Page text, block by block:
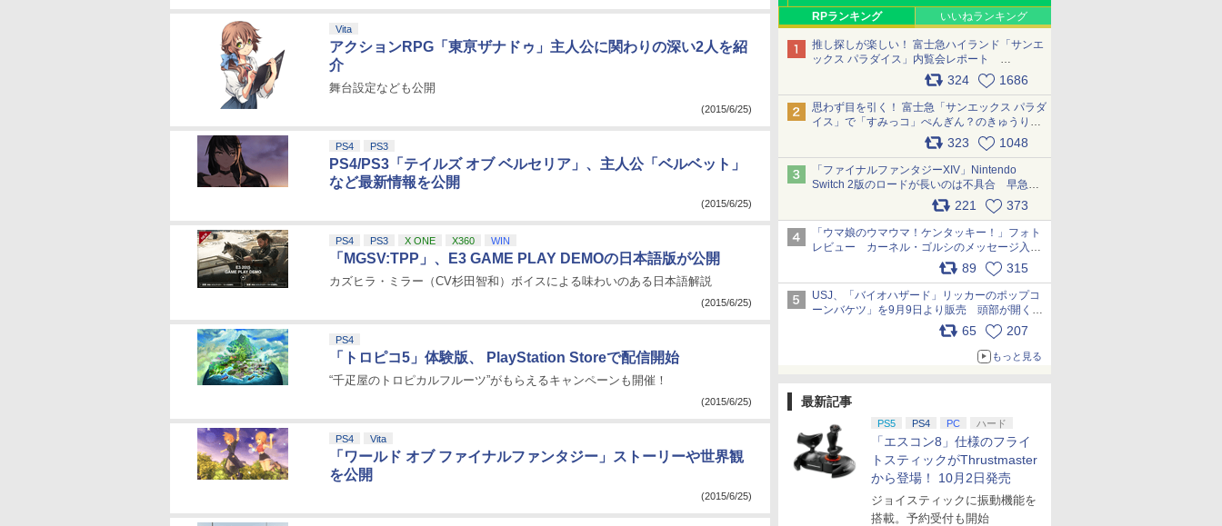
RPランキング いいねランキング
推し探しが楽しい！ 富士急ハイランド「サンエ
ックス パラダイス」内覧会レポート
324 1686
思わず目を引く！ 富士急「サンエックス パラダ
イス」で「すみっコ」ぺんぎん？のきゅうりド
ッグを食べてみた イラストそのままのメニュ
ー化に挑戦。これが意外にもおいしい
pic.x.com/Kgl04hZaeg
323 1048
「ファイナルファンタジーXIV」Nintendo
Switch 2版のロードが長いのは不具合 早急に
アップデートできるよう対応中221 373
「ウマ娘のウマウマ！ケンタッキー！」フォト
レビュー カーネル・ゴルシのメッセージ入り
パッケージや描き下ろしトレカなどが登場
89 315
USJ、「バイオハザード」リッカーのポップコ
ーンバケツ」を9月9日より販売 頭部が開く仕
組み。味は恐怖を堪のう「味噌フレーバー」
65 207
もっと見る
最新記事
PS5 PS4 PC ハード
「エスコン8」仕様のフライ
トスティックがThrustmaster
から登場！ 10月2日発売
ジョイスティックに振動機能を
搭載。予約受付も開始
Vita
アクションRPG「東亰ザナドゥ」主人公に関わりの深い2人を紹
介
舞台設定なども公開
(2015/6/25)
PS4 PS3
PS4/PS3「テイルズ オブ ベルセリア」、主人公「ベルベット」
など最新情報を公開
(2015/6/25)
PS4 PS3 X ONE X360 WIN
「MGSV:TPP」、E3 GAME PLAY DEMOの日本語版が公開
カズヒラ・ミラー（CV杉田智和）ボイスによる味わいのある日本語解説
(2015/6/25)
PS4
「トロピコ5」体験版、 PlayStation Storeで配信開始
“千疋屋のトロピカルフルーツ”がもらえるキャンペーンも開催！
(2015/6/25)
PS4 Vita
「ワールド オブ ファイナルファンタジー」ストーリーや世界観
を公開
(2015/6/25)